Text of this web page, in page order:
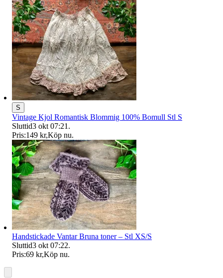
S
Vintage Kjol Romantisk Blommig 100% Bomull Stl S
Sluttid3 okt 07:21 .
Pris:149 kr,Köp nu.
Handstickade Vantar Bruna toner – Stl XS/S
Sluttid3 okt 07:22.
Pris:69 kr,Köp nu.